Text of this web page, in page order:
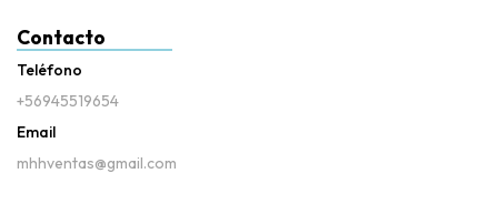
Contacto
Teléfono
+56945519654
Email
mhhventas@gmail.com